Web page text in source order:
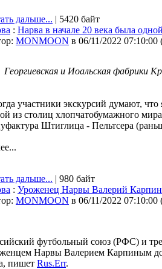
дальше... | 5420 байт
: Нарва в начале 20 века была
MONMOON в 06/11/2022 07:10:00
Георгиевская и Иоальская фабрики
участники экскурсий думают,
из столиц хлопчатобумажного
Штиглица - Пельтсера
дальше... | 980 байт
: Уроженец Нарвы Валерий Карпин
MONMOON в 06/11/2022 07:10:00
футбольный союз (РФС) и
Нарвы Валерием Карпиным
пишет Rus.Err.